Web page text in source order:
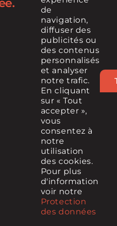
RETROUVEZ-
© 2026 Cintech,
MÉDIA
Contact
de
navigation,
diffuser des
publicités ou
des contenus
personnalisés
et analyser
notre trafic.
En cliquant
sur « Tout
accepter »,
vous
consentez à
notre
utilisation
des cookies.
Pour plus
d'information
voir notre
Protection
des données